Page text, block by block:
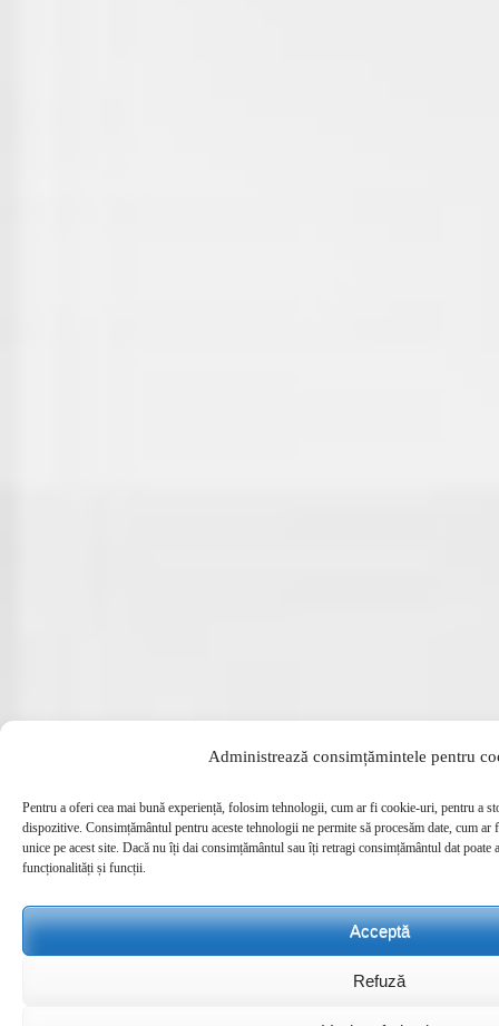
Administrează consimțămintele pentru
Pentru a oferi cea mai bună experiență, folosim tehnologii, cum ar fi cookie-uri, pentru a
dispozitive. Consimțământul pentru aceste tehnologii ne permite să procesăm date, cum
unice pe acest site. Dacă nu îți dai consimțământul sau îți retragi consimțământul dat poate
funcționalități și funcții.
Acceptă
Refuză